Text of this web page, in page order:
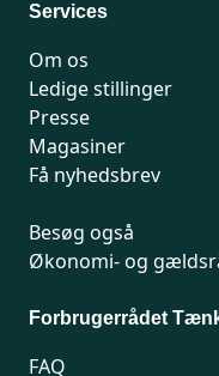
Services
Om os
Ledige stillinger
Presse
Magasiner
Få nyhedsbrev
Besøg også
Økonomi- og
Forbrugerrådet
FAQ